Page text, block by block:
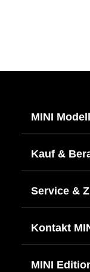
MINI
Kauf &
Service &
Kontakt
MINI